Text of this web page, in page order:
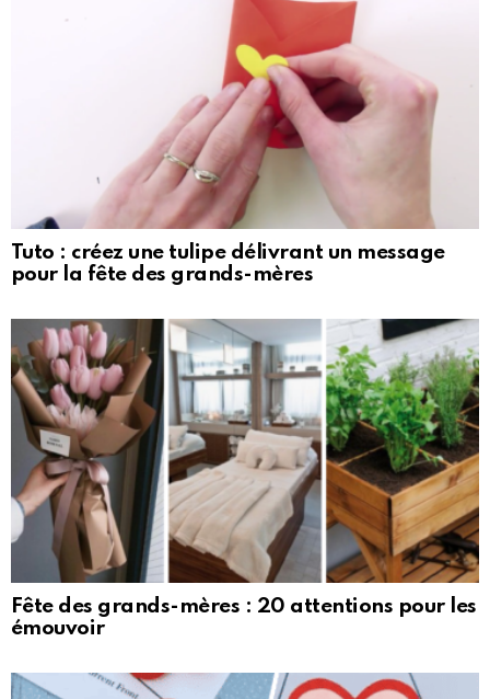
Tuto : créez une tulipe délivrant un message
pour la fête des grands-mères
Fête des grands-mères : 20 attentions pour les
émouvoir